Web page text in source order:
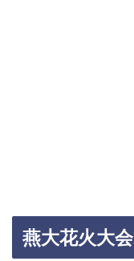
燕大花火大